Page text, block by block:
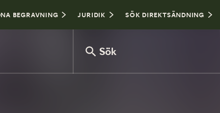
BEGRAVNING JURIDIK SÖK DIREKTSÄNDNING
Sök